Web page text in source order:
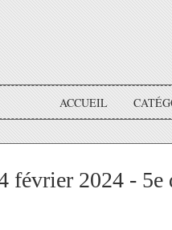
ACCUEIL
février 2024 - 5e